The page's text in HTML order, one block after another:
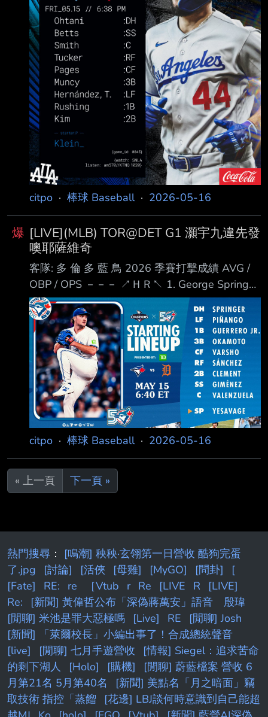
citpo · 棒球 Baseball· 2026-05-16
爆 [LIVE](MLB) TOR@DET G1 灝宇九違先發
噢耶薩維奇
客隊: 多 倫 多 藍 鳥 2026 季賽打擊成績 AVG /
OBP / OPS －－－ ↗ＨＲ↖ 1. George Springer
(R) DH .202 / .292 / .612 ２ＨＲ 2. Yohendrick
Pinango (L) LF .361 / .410 / .827 3. Vladimir
Guerrero Jr(R) 1B .288 / .381 / .753 ２ＨＲ 5.
岡 本 和 真 (R) 3B .239 / .328 / .786 １０ＨＲ 5.
Daulton V
citpo · 棒球 Baseball· 2026-05-16
« 上一頁 下一頁 »
熱門搜尋 ： [鳴潮] 秧秧·玄翎第一日營收 酷狗完蛋
了.jpg
[討論] [活俠 [母雞] [MyGO] [問卦]
[
[Fate]
RE: re ［Vtub r Re [LIVE R
[LIVE]
Re:
[新聞] 黃偉哲公布「深偽蔣萬安」語音 殷瑋
[閒聊] 米池是罪大惡極嗎
[Live] RE
[閒聊] Josh
[新聞] 「萊爾校長」小編出事了！合成總統聲音
[live]
[閒聊] 七月手遊營收
[情報] Siegel：追求苦命
的剩下湖人
[Holo] [購機]
[閒聊] 蔚藍檔案 營收 6
月第21名 5月第40名
[新聞] 美點名「月之暗面」竊
取技術 指控「蒸餾
[花邊] LBJ談何時意識到自己能超